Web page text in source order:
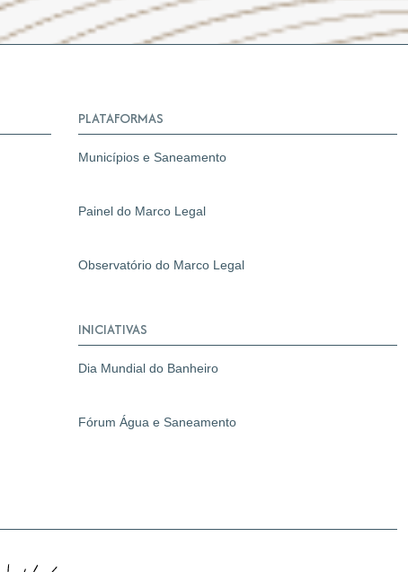
PLATAFORMAS
Municípios e Saneamento
Painel do Marco Legal
Observatório do Marco Legal
INICIATIVAS
Dia Mundial do Banheiro
Fórum Água e Saneamento